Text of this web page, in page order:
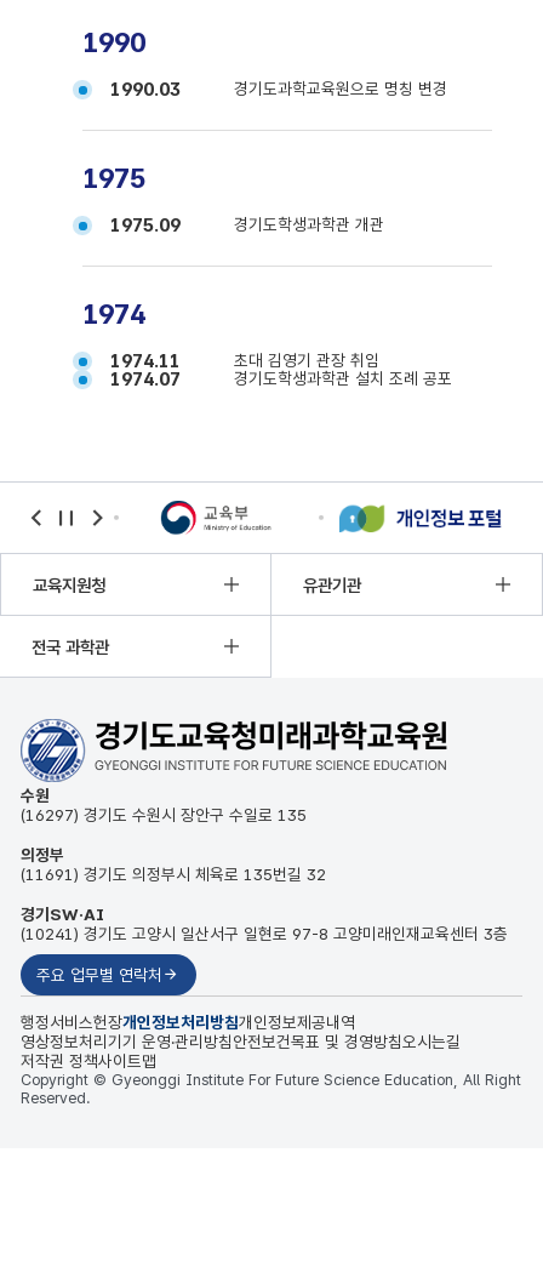
1990
1990.03 경기도과학교육원으로 명칭 변경
1975
1975.09 경기도학생과학관 개관
1974
1974.11 초대 김영기 관장 취임
1974.07 경기도학생과학관 설치 조례 공포
bannerbannerbanner
교육지원청 유관기관
전국 과학관
수원
(16297) 경기도 수원시 장안구 수일로 135
의정부
(11691) 경기도 의정부시 체육로 135번길 32
경기SW·AI
(10241) 경기도 고양시 일산서구 일현로 97-8 고양미래인재교육센터 3층
주요 업무별 연락처
행정서비스헌장개인정보처리방침개인정보제공내역
영상정보처리기기 운영·관리방침안전보건목표 및 경영방침오시는길
저작권 정책사이트맵
Copyright © Gyeonggi Institute For Future Science Education, All Right
Reserved.